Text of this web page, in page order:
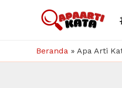
Beranda » Apa Arti